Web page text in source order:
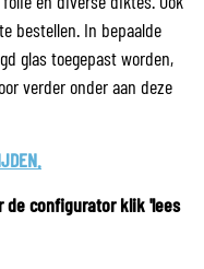
bestellen. In bepaalde
glas toegepast worden,
verder onder aan deze
de configurator klik 'lees